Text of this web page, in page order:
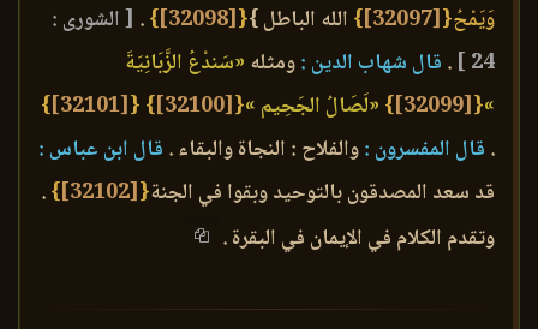
وَيَمْحُ{[32097]
} الله الباطل }{
[32098]
}
. [ الشورى :
24 ]
. قال شهاب الدين :ومثله «سَندْعُ الزَّبَانِيَةَ
»
{
[32099]
} «لَصَالُ الجَحِيم »{
[32100]
}
{
[32101]
}
. قال المفسرون :والفلاح : النجاة والبقاء . قال ابن عباس :
قد سعد المصدقون بالتوحيد وبقوا في الجنة{
[32102]
}
.
وتقدم الكلام في الإيمان في البقرة .